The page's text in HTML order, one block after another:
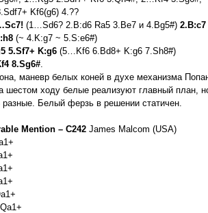
Kf6(g6) 4.??
(1…Sd6? 2.B:d6 Ra5 3.Be7 и 4.Bg5#) 2.B:c7
(~ 4.K:g7 ~ 5.S:e6#)
5.Sf7+ K:g6 (5…Kf6 6.Bd8+ K:g6 7.Sh8#)
8.Sg6#
маневр белых коней в духе механизма
шестом ходу белые реализуют главный план,
Белый ферзь в решении статичен.
Mention – C242 James Malcom (USA)